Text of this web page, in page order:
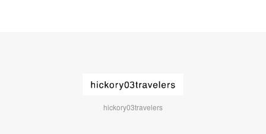
hickory03travelers